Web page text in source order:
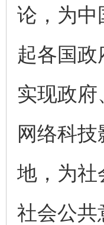
论，为中
起各国
实现政
网络科
地，为社
社会公共